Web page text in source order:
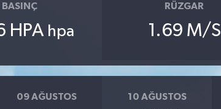
BASINÇ
HPA hpa
RÜZGAR
1.69 M/S
09 AĞUSTOS 10 AĞUSTOS